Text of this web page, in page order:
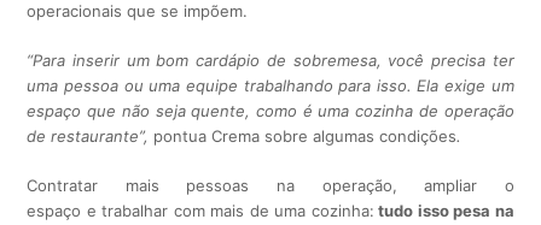
operacionais que se impõem.
“Para inserir um bom cardápio de sobremesa, você precisa ter
uma pessoa ou uma equipe trabalhando para isso. Ela exige um
espaço que não seja quente, como é uma cozinha de operação
de restaurante”, pontua Crema sobre algumas condições.
Contratar mais pessoas na operação, ampliar o
espaço e trabalhar com mais de uma cozinha: tudo isso pesa na